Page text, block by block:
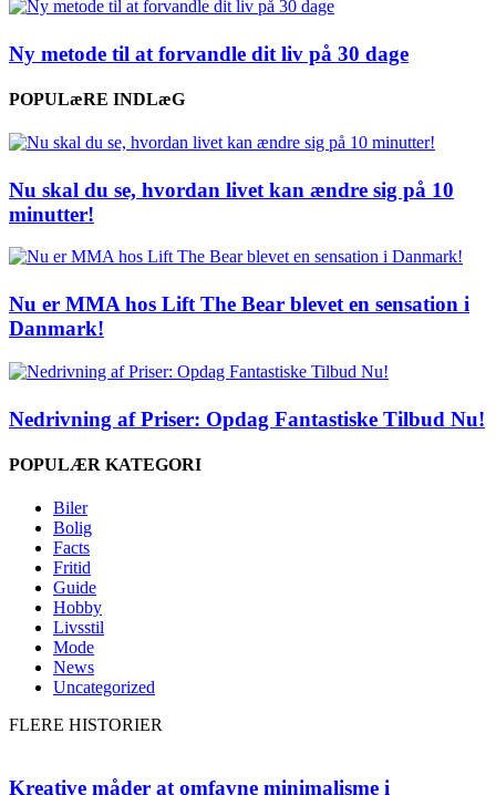
Ny metode til at forvandle dit liv på 30 dage
POPULæRE INDLæG
Nu skal du se, hvordan livet kan ændre sig på 10
minutter!
Nu er MMA hos Lift The Bear blevet en sensation i
Danmark!
Nedrivning af Priser: Opdag Fantastiske Tilbud Nu!
POPULÆR KATEGORI
Biler
Bolig
Facts
Fritid
Guide
Hobby
Livsstil
Mode
News
Uncategorized
FLERE HISTORIER
Kreative måder at omfavne minimalisme i